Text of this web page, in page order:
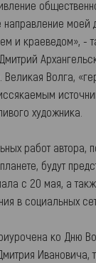
моей
и краеведом», -
Великая Волга,
художника.
работ автора,
будут
с 20 мая, а
в социальных
ко Дню
Ивановича,